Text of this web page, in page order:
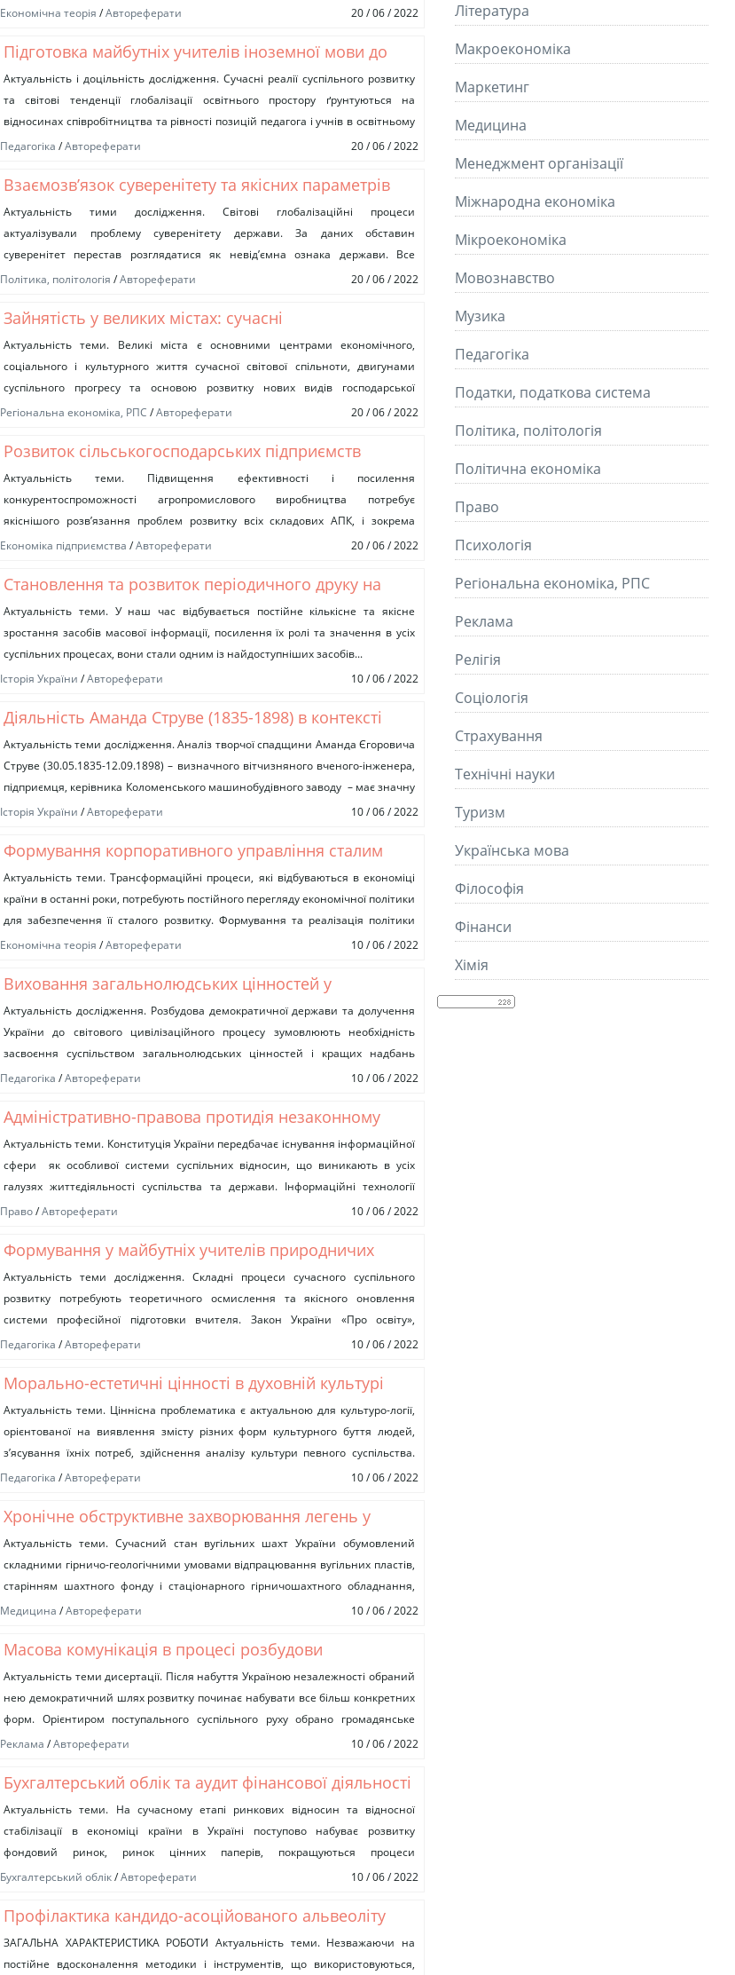
зумовлено тим, що на цьому ринку переплітаються ключові...
Економічна теорія /Автореферати 20 / 06 / 2022
Підготовка майбутніх учителів іноземної мови до
педагогічної взаємодії з учнями в навчальній
діяльності
Актуальність і доцільність дослідження. Сучасні реалії суспільного розвитку
та світові тенденції глобалізації освітнього простору ґрунтуються на
відносинах співробітництва та рівності позицій педагога і учнів в освітньому
процесі. Провідними тенденціями...
Педагогіка /Автореферати 20 / 06 / 2022
Взаємозв’язок суверенітету та якісних параметрів
державності в умовах глобалізації
Актуальність тими дослідження. Світові глобалізаційні процеси
актуалізували проблему суверенітету держави. За даних обставин
суверенітет перестав розглядатися як невід’ємна ознака держави. Все
частіше висуваються припущення про відмирання суверенітету як атрибуту...
Політика, політологія /Автореферати 20 / 06 / 2022
Зайнятість у великих містах: сучасні
трансформаційні процеси та їх регулювання
Актуальність теми. Великі міста є основними центрами економічного,
соціального і культурного життя сучасної світової спільноти, двигунами
суспільного прогресу та основою розвитку нових видів господарської
діяльності, а отже, і зайнятості...
Регіональна економіка, РПС /Автореферати 20 / 06 / 2022
Розвиток сільськогосподарських підприємств
Актуальність теми. Підвищення ефективності і посилення
конкурентоспроможності агропромислового виробництва потребує
якіснішого розв’язання проблем розвитку всіх складових АПК, і зокрема
сільськогосподарських під-приємств. Нові виклики, породжені світовою
Економіка підприємства /Автореферати 20 / 06 / 2022
Становлення та розвиток періодичного друку на
Слобожанщині та його вплив на освітньо-культурні
процеси у регіоні в XIX – на початку XX століття
Актуальність теми. У наш час відбувається постійне кількісне та якісне
зростання засобів масової інформації, посилення їх ролі та значення в усіх
суспільних процесах, вони стали одним із найдоступніших засобів...
Історія України /Автореферати 10 / 06 / 2022
Діяльність Аманда Струве (1835-1898) в контексті
розвитку залізничного транспорту і комунального
господарства
Актуальність теми дослідження. Аналіз творчої спадщини Аманда Єгоровича
Струве (30.05.1835-12.09.1898) – визначного вітчизняного вченого-інженера,
підприємця, керівника Коломенського машинобудівного заводу – має значну
вагу для розуміння процесів розвитку вітчизняного залізничного...
Історія України /Автореферати 10 / 06 / 2022
Формування корпоративного управління сталим
регіональним розвитком України
Актуальність теми. Трансформаційні процеси, які відбуваються в економіці
країни в останні роки, потребують постійного перегляду економічної політики
для забезпечення її сталого розвитку. Формування та реалізація політики
сталого розвитку регіонів...
Економічна теорія /Автореферати 10 / 06 / 2022
Виховання загальнолюдських цінностей у
літературній спадщині і громадсько-просвітницькій
діяльності В.Г. Короленка
Актуальність дослідження. Розбудова демократичної держави та долучення
України до світового цивілізаційного процесу зумовлюють необхідність
засвоєння суспільством загальнолюдських цінностей і кращих надбань
світової культури, органічного поєднання смислотворчих засад буття
Педагогіка /Автореферати 10 / 06 / 2022
Адміністративно-правова протидія незаконному
використанню та розповсюдженню програмного
забезпечення в Україні
Актуальність теми. Конституція України передбачає існування інформаційної
сфери як особливої системи суспільних відносин, що виникають в усіх
галузях життєдіяльності суспільства та держави. Інформаційні технології
мають складну структуру, одним із...
Право/Автореферати 10 / 06 / 2022
Формування у майбутніх учителів природничих
дисциплін умінь оцінювати навчальні досягнення
учнів основної школи
Актуальність теми дослідження. Складні процеси сучасного суспільного
розвитку потребують теоретичного осмислення та якісного оновлення
системи професійної підготовки вчителя. Закон України «Про освіту»,
Державна національна програма «Освіта» («Україна ХХІ століття»)...
Педагогіка /Автореферати 10 / 06 / 2022
Морально-естетичні цінності в духовній культурі
сучасної української молодої сім’ї
Актуальність теми. Ціннісна проблематика є актуальною для культуро-логії,
орієнтованої на виявлення змісту різних форм культурного буття людей,
з’ясування їхніх потреб, здійснення аналізу культури певного суспільства.
Зважаючи на те, що...
Педагогіка /Автореферати 10 / 06 / 2022
Хронічне обструктивне захворювання легень у
шахтарів вугільних шахт (діагностика, лікування та
профілактика)
Актуальність теми. Сучасний стан вугільних шахт України обумовлений
складними гірничо-геологічними умовами відпрацювання вугільних пластів,
старінням шахтного фонду і стаціонарного гірничошахтного обладнання,
дефіцитом кваліфікованих кадрів, незадовільним станом охорони праці та...
Медицина /Автореферати 10 / 06 / 2022
Масова комунікація в процесі розбудови
громадянського суспільства: історія, теорія,
українські реалії
Актуальність теми дисертації. Після набуття Україною незалежності обраний
нею демократичний шлях розвитку починає набувати все більш конкретних
форм. Орієнтиром поступального суспільного руху обрано громадянське
суспільство, яке вже утвердило себе...
Реклама /Автореферати 10 / 06 / 2022
Бухгалтерський облік та аудит фінансової діяльності
підприємства
Актуальність теми. На сучасному етапі ринкових відносин та відносної
стабілізації в економіці країни в Україні поступово набуває розвитку
фондовий ринок, ринок цінних паперів, покращуються процеси
фінансування та вкладання капіталу....
Бухгалтерський облік/Автореферати 10 / 06 / 2022
Профілактика кандидо-асоційованого альвеоліту
ЗАГАЛЬНА ХАРАКТЕРИСТИКА РОБОТИ Актуальність теми. Незважаючи на
постійне вдосконалення методики і інструментів, що використовуються,
Літературa
Макроекономіка
Маркетинг
Медицина
Менеджмент організації
Міжнародна економіка
Мікроекономіка
Мовознавство
Музика
Педагогіка
Податки, податкова система
Політика, політологія
Політична економіка
Право
Психологія
Регіональна економіка, РПС
Реклама
Релігія
Соціологія
Страхування
Технічні науки
Туризм
Українська мова
Філософія
Фінанси
Хімія